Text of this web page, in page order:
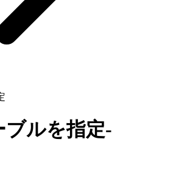
ルを指定-